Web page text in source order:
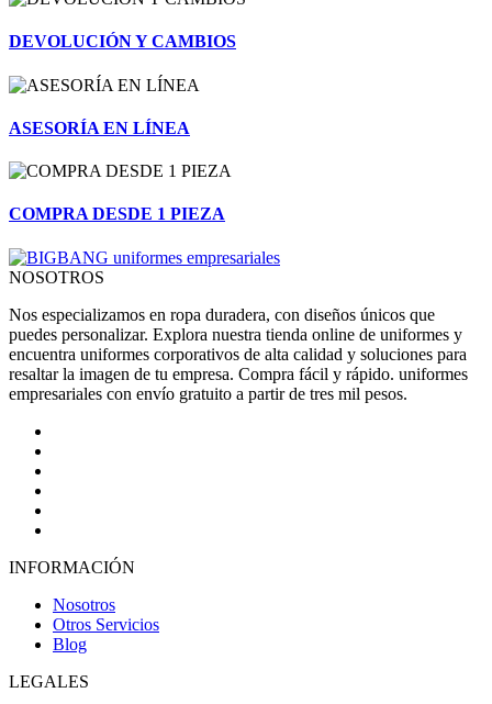
DEVOLUCIÓN Y CAMBIOS
ASESORÍA EN LÍNEA
COMPRA DESDE 1 PIEZA
NOSOTROS
Nos especializamos en ropa duradera, con diseños únicos que
puedes personalizar. Explora nuestra tienda online de uniformes y
encuentra uniformes corporativos de alta calidad y soluciones para
resaltar la imagen de tu empresa. Compra fácil y rápido. uniformes
empresariales con envío gratuito a partir de tres mil pesos.
INFORMACIÓN
Nosotros
Otros Servicios
Blog
LEGALES